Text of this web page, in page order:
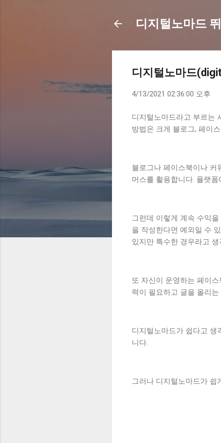
디지털노마드
디지털노마드
4/13/2021 02:36:00 오후
디지털노마드라고 부르는
방법은 크게 블로그, 페이
블로그나 페이스북이나 커
머스를 활용합니다. 플랫
그런데 이렇게 계속 수익
을 작성한다면 예외일 수
있지만 특수한 경우라고 생
또 자신이 운영하는 페이
력이 필요하고 글을 올리
디지털노마드가 쉽다고 생
니다.
그러나 디지털노마드가 쉽